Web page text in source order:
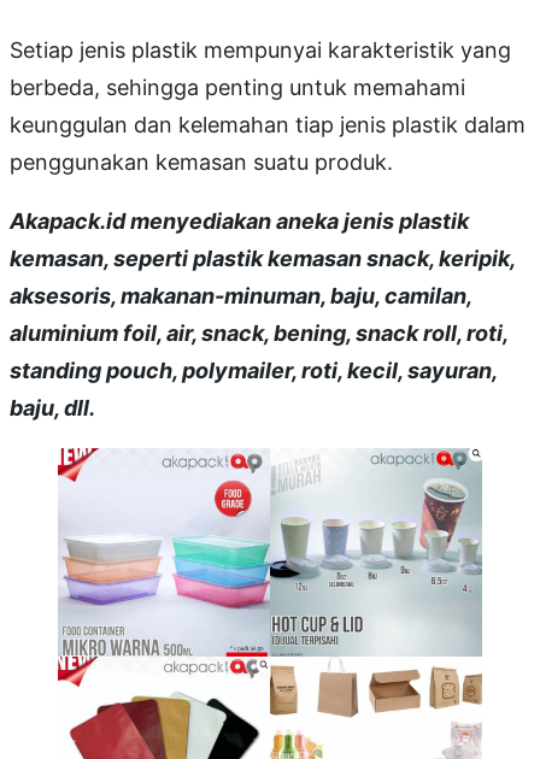
Setiap jenis plastik mempunyai karakteristik yang
berbeda, sehingga penting untuk memahami
keunggulan dan kelemahan tiap jenis plastik dalam
penggunakan kemasan suatu produk.
Akapack.id menyediakan aneka jenis plastik
kemasan, seperti plastik kemasan snack, keripik,
aksesoris, makanan-minuman, baju, camilan,
aluminium foil, air, snack, bening, snack roll, roti,
standing pouch, polymailer, roti, kecil, sayuran,
baju, dll.